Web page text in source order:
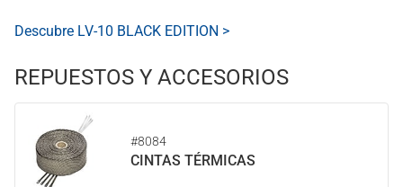
Descubre LV-10 BLACK EDITION >
REPUESTOS Y ACCESORIOS
#8084
CINTAS TÉRMICAS